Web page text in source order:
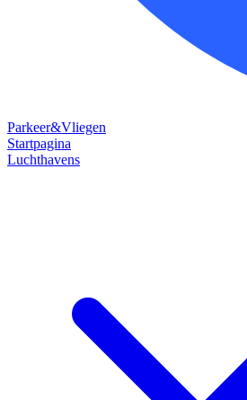
Parkeer&Vliegen
Startpagina
Luchthavens